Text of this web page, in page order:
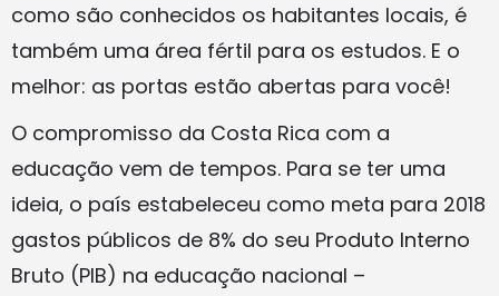
como são conhecidos os habitantes locais, é
também uma área fértil para os estudos. E o
melhor: as portas estão abertas para você!
O compromisso da Costa Rica com a
educação vem de tempos. Para se ter uma
ideia, o país estabeleceu como meta para 2018
gastos públicos de 8% do seu Produto Interno
Bruto (PIB) na educação nacional –